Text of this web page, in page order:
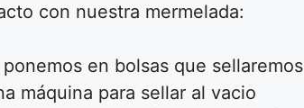
con nuestra mermelada:
en bolsas que sellaremos
máquina para sellar al vacio